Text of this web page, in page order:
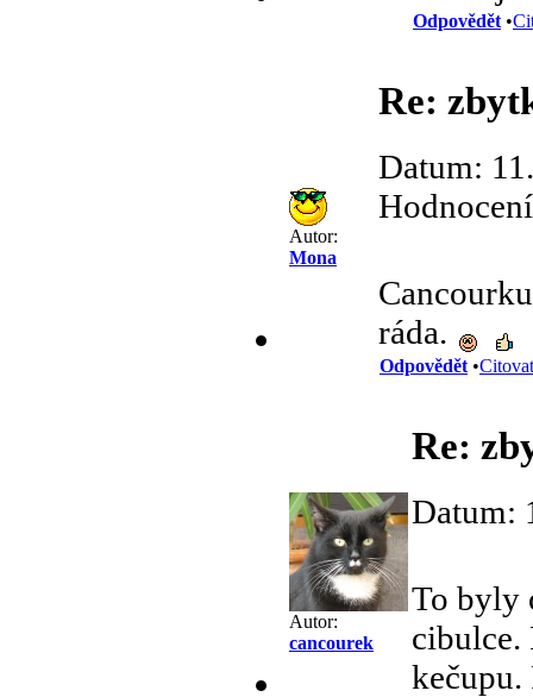
Odpovědět •
Autor:
Mona
Re:
Datum:
ráda.
Odpovědět •Citovat
Autor:
cancourek
Re:
Datum:
To byly
cibulce.